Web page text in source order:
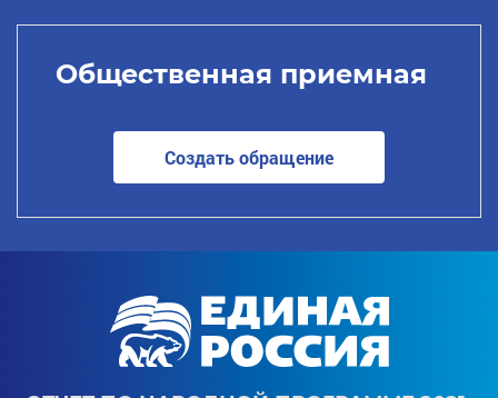
Общественная приемная
Создать обращение